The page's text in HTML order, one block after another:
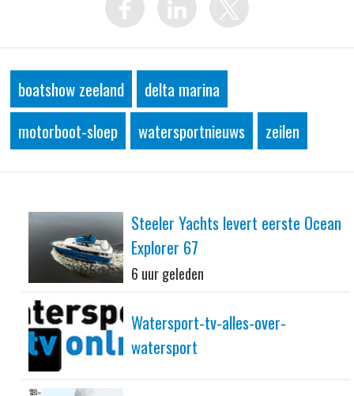
boatshow zeeland
delta marina
motorboot-sloep
watersportnieuws zeilen
Steeler Yachts levert eerste Ocean
Explorer 67
6 uur geleden
Watersport-tv-alles-over-
watersport